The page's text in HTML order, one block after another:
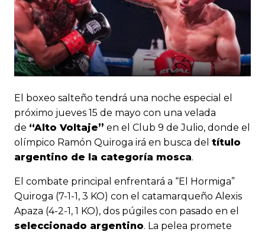
El boxeo salteño tendrá una noche especial el
próximo jueves 15 de mayo con una velada
de “Alto Voltaje” en el Club 9 de Julio, donde el
olímpico Ramón Quiroga irá en busca del título
argentino de la categoría mosca.
El combate principal enfrentará a “El Hormiga”
Quiroga (7-1-1, 3 KO) con el catamarqueño Alexis
Apaza (4-2-1, 1 KO), dos púgiles con pasado en el
seleccionado argentino. La pelea promete